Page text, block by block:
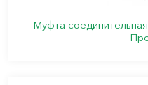
Муфта